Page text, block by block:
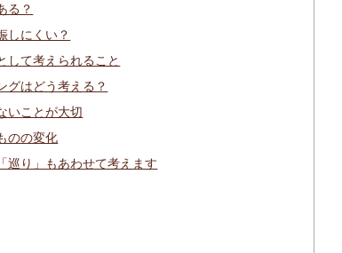
る？
しにくい？
して考えられること
グはどう考える？
いことが大切
のの変化
巡り」もあわせて考えます